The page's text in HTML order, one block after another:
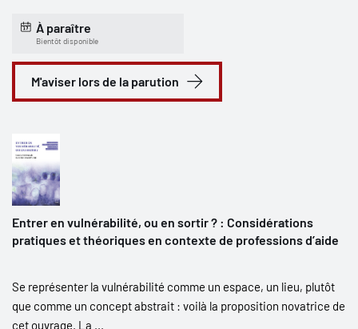
À paraître
Bientôt disponible
M'aviser lors de la parution
Entrer en vulnérabilité, ou en sortir ? : Considérations
pratiques et théoriques en contexte de professions d’aide
Se représenter la vulnérabilité comme un espace, un lieu, plutôt
que comme un concept abstrait : voilà la proposition novatrice de
cet ouvrage. La ...